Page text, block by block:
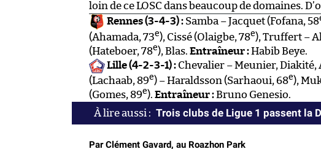
loin de ce LOSC dans beaucoup de domaines.
Rennes (3-4-3) :Samba – Jacquet (Fofana, 58
(Ahamada, 73e), Cissé (Olaigbe, 78e), Truffert –
(Hateboer, 78e), Blas. Entraîneur :Habib Beye.
Lille (4-2-3-1) :Chevalier – Meunier, Diakité,
(Lachaab, 89e) – Haraldsson (Sarhaoui, 68e),
(Gomes, 89e). Entraîneur :Bruno Genesio.
Trois clubs de Ligue 1 passent la
Par Clément Gavard, au Roazhon Park